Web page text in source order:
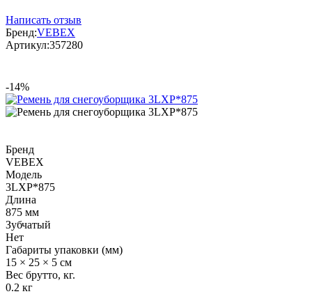
Написать отзыв
Бренд:VEBEX
Артикул:357280
-14%
Бренд
VEBEX
Модель
3LXP*875
Длина
875 мм
Зубчатый
Нет
Габариты упаковки (мм)
15 × 25 × 5 см
Вес брутто, кг.
0.2 кг